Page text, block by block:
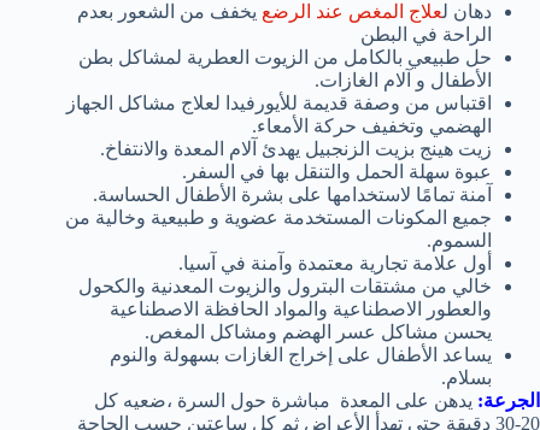
دهان لعلاج المغص عند الرضع يخفف من الشعور بعدم
الراحة في البطن
حل طبيعي بالكامل من الزيوت العطرية لمشاكل بطن
الأطفال و آلام الغازات.
اقتباس من وصفة قديمة للأيورفيدا لعلاج مشاكل الجهاز
الهضمي وتخفيف حركة الأمعاء.
زيت هينج بزيت الزنجبيل يهدئ آلام المعدة والانتفاخ.
عبوة سهلة الحمل والتنقل بها في السفر.
آمنة تمامًا لاستخدامها على بشرة الأطفال الحساسة.
جميع المكونات المستخدمة عضوية و طبيعية وخالية من
السموم.
أول علامة تجارية معتمدة وآمنة في آسيا.
خالي من مشتقات البترول والزيوت المعدنية والكحول
والعطور الاصطناعية والمواد الحافظة الاصطناعية
يحسن مشاكل عسر الهضم ومشاكل المغص.
يساعد الأطفال على إخراج الغازات بسهولة والنوم
بسلام.
الجرعة: يدهن على المعدة مباشرة حول السرة ،ضعيه كل
20-30 دقيقة حتى تهدأ الأعراض ثم كل ساعتين حسب الحاجة